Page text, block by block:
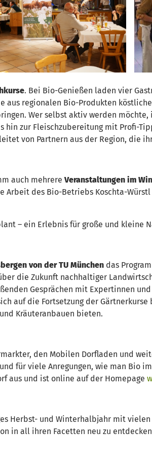
. Bei Bio-Genießen laden vier
aus regionalen Bio-Produkten
Wer selbst aktiv werden
zur Fleischzubereitung mit Profi-
von Partnern aus der Region, die
auch mehrereVeranstaltungen im
des Bio-Betriebs Koschta-
– ein Erlebnis für große und kleine
von der TU München das
die Zukunft nachhaltiger
Gesprächen mit Expertinnen
auf die Fortsetzung der
Kräuteranbauen bieten.
den Mobilen Dorfladen und
für viele Anregungen, wie man Bio
aus und ist online auf der Homepage
Herbst- und Winterhalbjahr mit vielen
in all ihren Facetten neu zu